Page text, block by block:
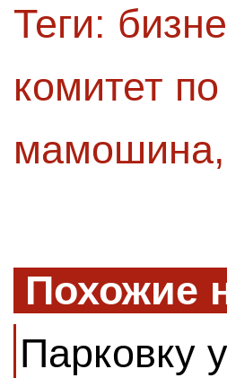
Теги:
комитет
мамошина,
Похожие
Парковку